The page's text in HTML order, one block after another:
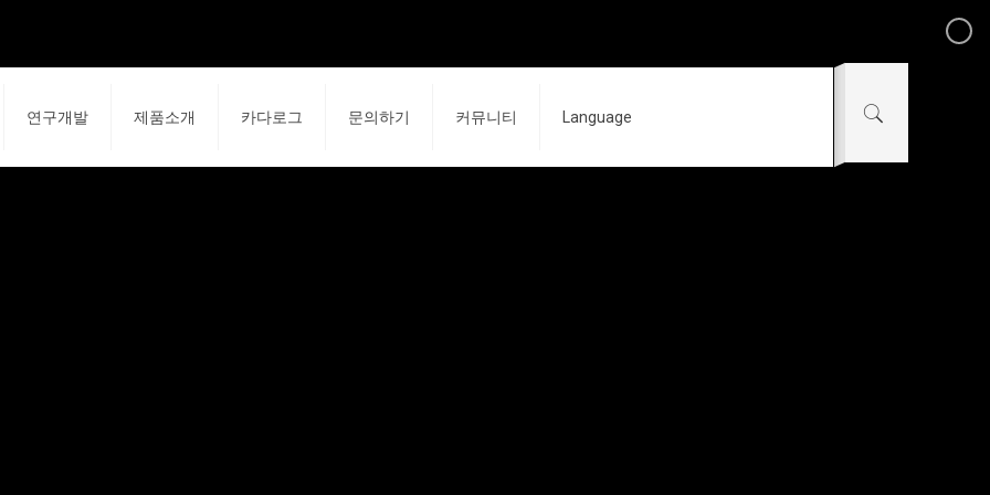
연구개발 제품소개 카다로그 문의하기 커뮤니티 Language